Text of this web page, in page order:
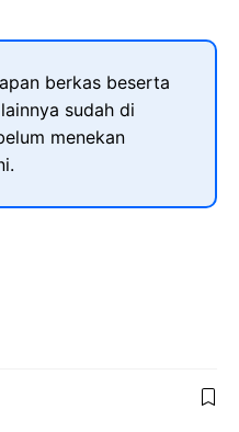
berkas beserta
sudah di
menekan